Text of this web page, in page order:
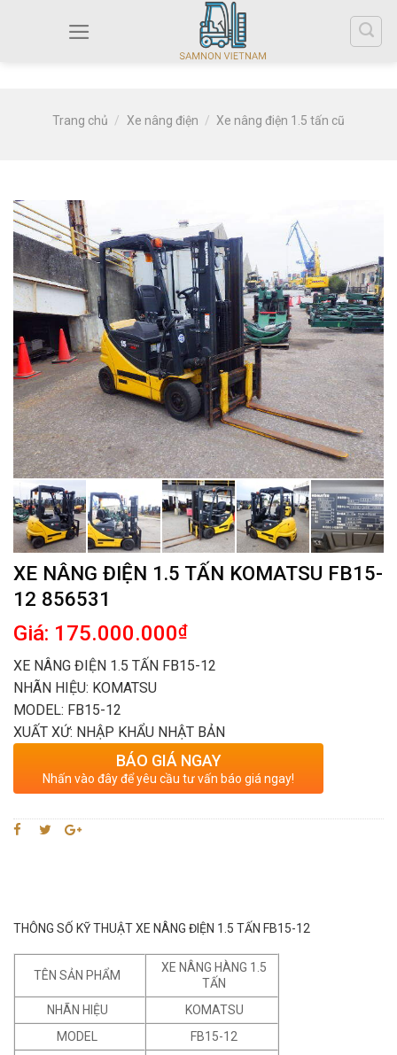
Trang chủ / Xe nâng điện / Xe nâng điện 1.5 tấn cũ
XE NÂNG ĐIỆN 1.5 TẤN KOMATSU FB15-
12 856531
Giá: 175.000.000₫
XE NÂNG ĐIỆN 1.5 TẤN FB15-12
NHÃN HIỆU: KOMATSU
MODEL: FB15-12
XUẤT XỨ: NHẬP KHẨU NHẬT BẢN
BÁO GIÁ NGAY
Nhấn vào đây để yêu cầu tư vấn báo giá ngay!
THÔNG SỐ KỸ THUẬT XE NÂNG ĐIỆN 1.5 TẤN FB15-12
TÊN SẢN PHẨM
XE NÂNG HÀNG 1.5
TẤN
NHÃN HIỆU
KOMATSU
MODEL
FB15-12